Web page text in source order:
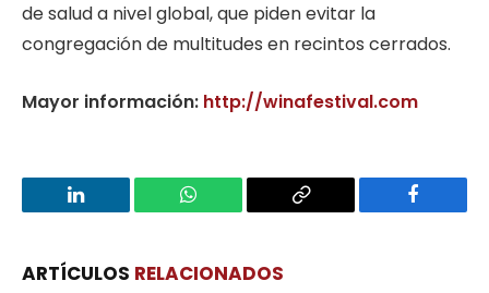
de salud a nivel global, que piden evitar la
congregación de multitudes en recintos cerrados.
Mayor información: http://winafestival.com
LinkedIn WhatsApp
Copy
Facebook
ARTÍCULOS RELACIONADOS